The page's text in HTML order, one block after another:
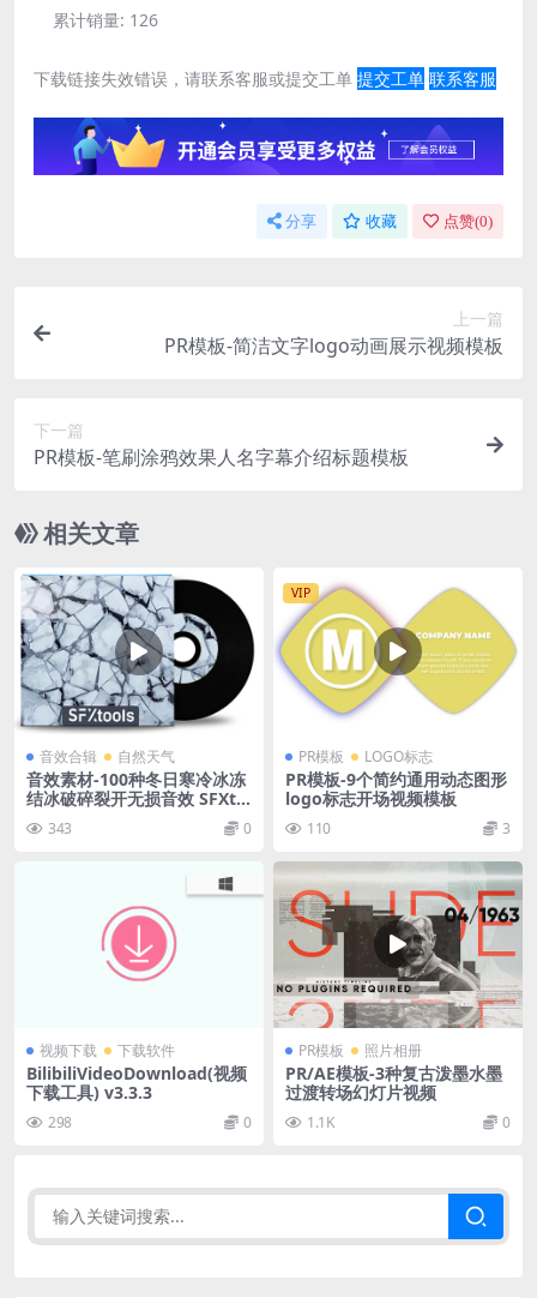
累计销量: 126
下载链接失效错误，请联系客服或提交工单 提交工单 联系客服
分享 收藏 点赞(0)
上一篇
PR模板-简洁文字logo动画展示视频模板
下一篇
PR模板-笔刷涂鸦效果人名字幕介绍标题模板
相关文章
音效合辑 自然天气
音效素材-100种冬日寒冷冰冻
结冰破碎裂开无损音效 SFXto
ols Ice
343 0
VIP
PR模板 LOGO标志
PR模板-9个简约通用动态图形
logo标志开场视频模板
110 3
视频下载 下载软件
BilibiliVideoDownload(视频
下载工具) v3.3.3
298 0
PR模板 照片相册
PR/AE模板-3种复古泼墨水墨
过渡转场幻灯片视频
1.1K 0